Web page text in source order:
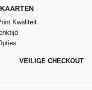
Kwaliteit
VEILIGE CHECKOUT